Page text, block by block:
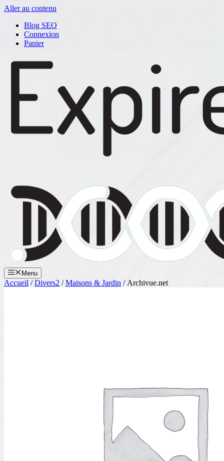
Aller au contenu
Blog SEO
Connexion
Panier
Menu
Accueil /Divers2 /Maisons & Jardin / Archivue.net